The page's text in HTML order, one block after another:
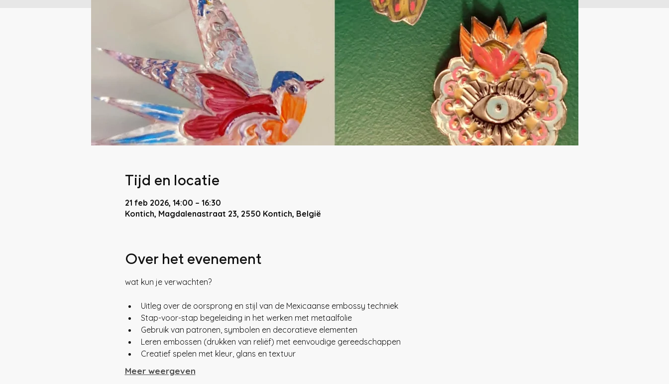
Tijd en locatie
21 feb 2026, 14:00 – 16:30
Kontich, Magdalenastraat 23, 2550 Kontich, België
Over het evenement
wat kun je verwachten?
Uitleg over de oorsprong en stijl van de Mexicaanse embossy techniek
Stap-voor-stap begeleiding in het werken met metaalfolie
Gebruik van patronen, symbolen en decoratieve elementen
Leren embossen (drukken van reliëf) met eenvoudige gereedschappen
Creatief spelen met kleur, glans en textuur
Meer weergeven